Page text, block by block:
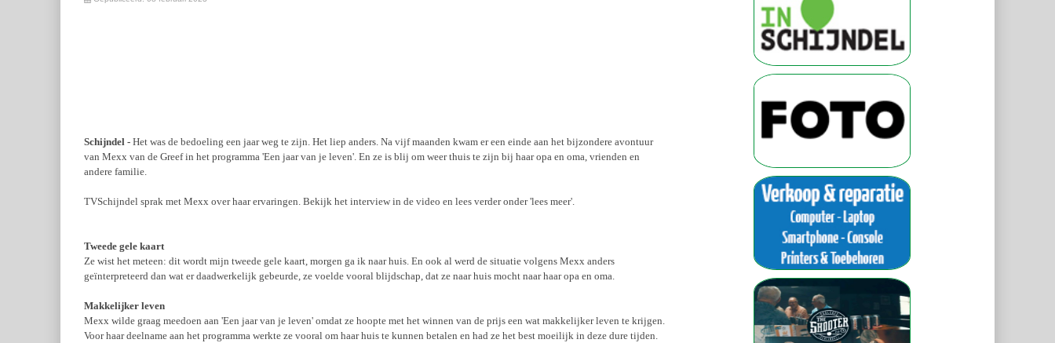
Schijndel - Het was de bedoeling een jaar weg te zijn. Het liep anders. Na vijf maanden kwam er een einde aan het bijzondere avontuur
van Mexx van de Greefin het programma 'Een jaar van je leven'. En ze is blij om weer thuis te zijn bij haar opa en oma, vrienden en
andere familie.
TVSchijndel sprak met Mexx over haar ervaringen. Bekijk het interview in de video en lees verder onder 'lees meer'.
Tweede gele kaart
Ze wist het meteen: dit wordt mijn tweede gele kaart, morgen ga ik naar huis. En ook al werd de situatie volgens Mexx anders
geïnterpreteerd dan wat er daadwerkelijk gebeurde, ze voelde vooral blijdschap, dat ze naar huis mocht naar haar opa en oma.
Makkelijker leven
Mexx wilde graag meedoen aan 'Een jaar van je leven' omdat ze hoopte met het winnen van de prijs een wat makkelijker leven te krijgen.
Voor haar deelname aan het programma werkte ze vooral om haar huis te kunnen betalen en had ze het best moeilijk in deze dure tijden.